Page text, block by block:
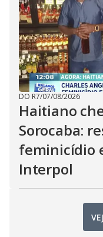
DO R7/07/08/2026
Haitiano
Sorocaba:
feminicídio
Interpol